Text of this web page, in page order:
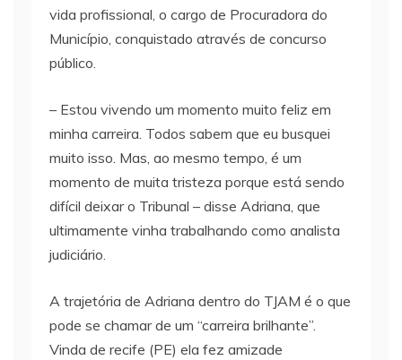
vida profissional, o cargo de Procuradora do
Município, conquistado através de concurso
público.
– Estou vivendo um momento muito feliz em
minha carreira. Todos sabem que eu busquei
muito isso. Mas, ao mesmo tempo, é um
momento de muita tristeza porque está sendo
difícil deixar o Tribunal – disse Adriana, que
ultimamente vinha trabalhando como analista
judiciário.
A trajetória de Adriana dentro do TJAM é o que
pode se chamar de um “carreira brilhante”.
Vinda de recife (PE) ela fez amizade